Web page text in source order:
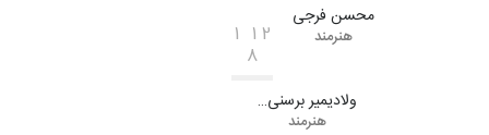
محسن فرجی
هنرمند 1 1 2
8
ولادیمیر برسنی…
هنرمند